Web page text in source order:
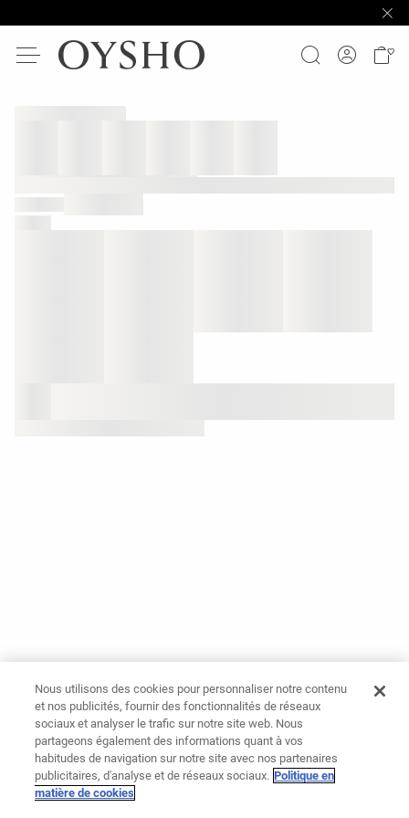
Nous utilisons des cookies pour personnaliser notre contenu
et nos publicités, fournir des fonctionnalités de réseaux
sociaux et analyser le trafic sur notre site web. Nous
partageons également des informations quant à vos
habitudes de navigation sur notre site avec nos partenaires
publicitaires, d'analyse et de réseaux sociaux. Politique en
matière de cookies